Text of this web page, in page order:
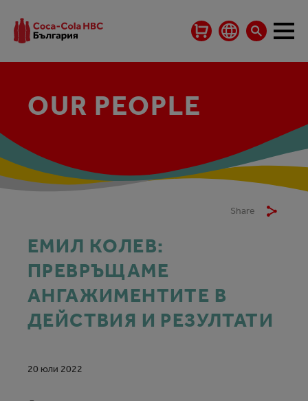
OUR PEOPLE
Share
ЕМИЛ КОЛЕВ:
ПРЕВРЪЩАМЕ
АНГАЖИМЕНТИТЕ В
ДЕЙСТВИЯ И РЕЗУЛТАТИ
20 юли 2022